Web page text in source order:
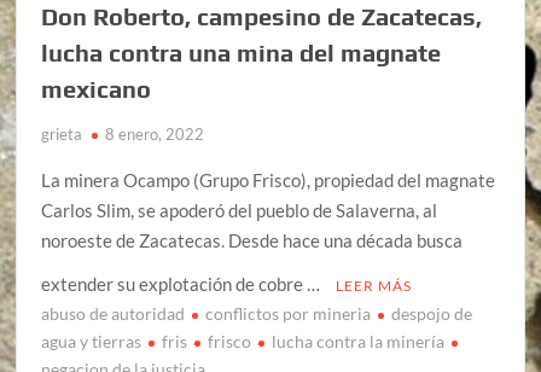
Don Roberto, campesino de Zacatecas,
lucha contra una mina del magnate
mexicano
grieta 8 enero, 2022
La minera Ocampo (Grupo Frisco), propiedad del magnate
Carlos Slim, se apoderó del pueblo de Salaverna, al
noroeste de Zacatecas. Desde hace una década busca
extender su explotación de cobre …
LEER MÁS
abuso de autoridad conflictos por mineria
despojo de
agua y tierras
fris frisco
lucha contra la minería